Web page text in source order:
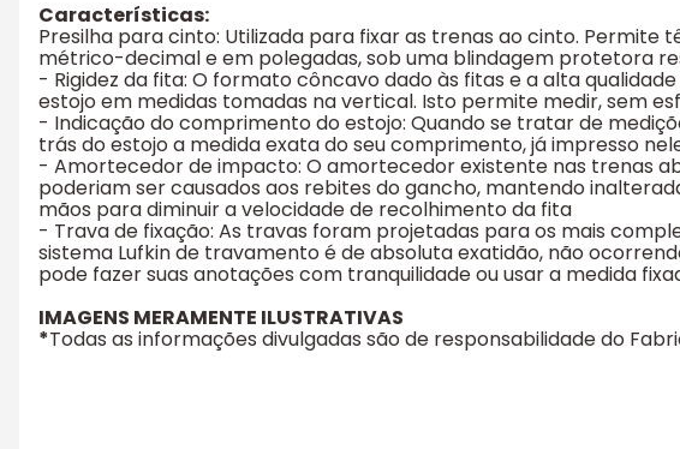
Características:
Presilha para cinto: Utilizada para fixar as trenas ao cinto.
métrico-decimal e em polegadas, sob uma blindagem protetora
- Rigidez da fita: O formato côncavo dado às fitas e a alta
estojo em medidas tomadas na vertical. Isto permite medir, sem
- Indicação do comprimento do estojo: Quando se tratar de
trás do estojo a medida exata do seu comprimento, já impresso
- Amortecedor de impacto: O amortecedor existente nas trenas
poderiam ser causados aos rebites do gancho, mantendo
mãos para diminuir a velocidade de recolhimento da fita
- Trava de fixação: As travas foram projetadas para os mais
sistema Lufkin de travamento é de absoluta exatidão, não
pode fazer suas anotações com tranquilidade ou usar a medida
IMAGENS MERAMENTE ILUSTRATIVAS
*Todas as informações divulgadas são de responsabilidade do